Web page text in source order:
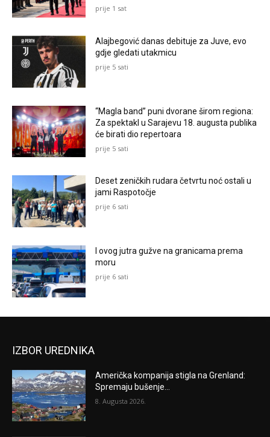
prije 1 sat
Alajbegović danas debituje za Juve, evo
gdje gledati utakmicu
prije 5 sati
“Magla band” puni dvorane širom regiona:
Za spektakl u Sarajevu 18. augusta publika
će birati dio repertoara
prije 5 sati
Deset zeničkih rudara četvrtu noć ostali u
jami Raspotočje
prije 6 sati
I ovog jutra gužve na granicama prema
moru
prije 6 sati
IZBOR UREDNIKA
Američka kompanija stigla na Grenland:
Spremaju bušenje...
8. Augusta 2026.